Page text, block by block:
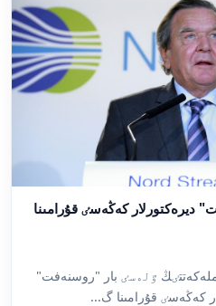
كەڭەسٸ قۇرامىنا
ٷلەسٸ بار "روسنەفت"
كەڭەسٸ قۇرامىنا گ...